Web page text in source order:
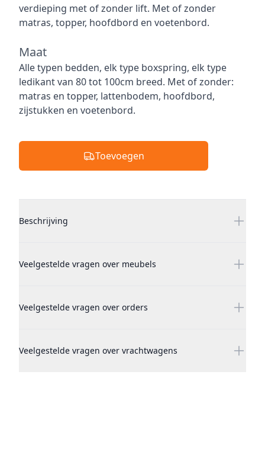
verdieping met of zonder lift. Met of zonder
matras, topper, hoofdbord en voetenbord.
Maat
Maat
Alle typen bedden, elk type boxspring, elk type
ledikant van 80 tot 100cm breed. Met of zonder:
matras en topper, lattenbodem, hoofdbord,
zijstukken en voetenbord.
Toevoegen
Beschrijving
Veelgestelde vragen over meubels
Veelgestelde vragen over orders
Veelgestelde vragen over vrachtwagens